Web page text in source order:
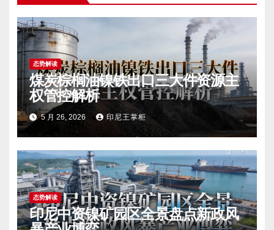
态势解读
煤炭棕榈油镍铁出口三大件资源主
权管控解析
5 月 26, 2026 印尼王掌柜
态势解读
印尼中资镍矿园区全景盘点新政风